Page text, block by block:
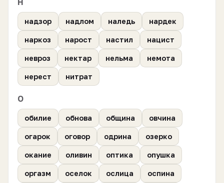
надзор надлом наледь нардек
наркоз нарост настил нацист
невроз нектар нельма немота
нерест нитрат
О
обилие обнова община овчина
огарок оговор одрина озерко
окание оливин оптика опушка
оргазм оселок ослица оспина